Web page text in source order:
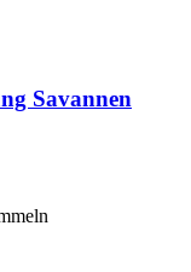
Savannen